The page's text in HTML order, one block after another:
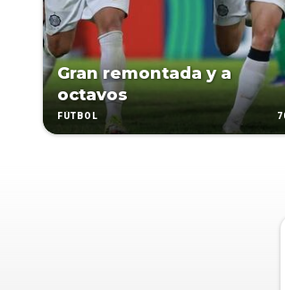
Gran remontada y a
octavos
FÚTBOL